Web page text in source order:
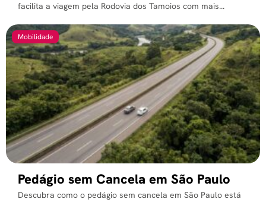
facilita a viagem pela Rodovia dos Tamoios com mais...
Mobilidade
Pedágio sem Cancela em São Paulo
Descubra como o pedágio sem cancela em São Paulo está